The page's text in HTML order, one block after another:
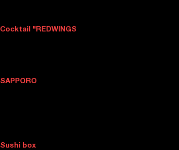
Cocktail "REDWINGS"
SAPPORO
Sushi box